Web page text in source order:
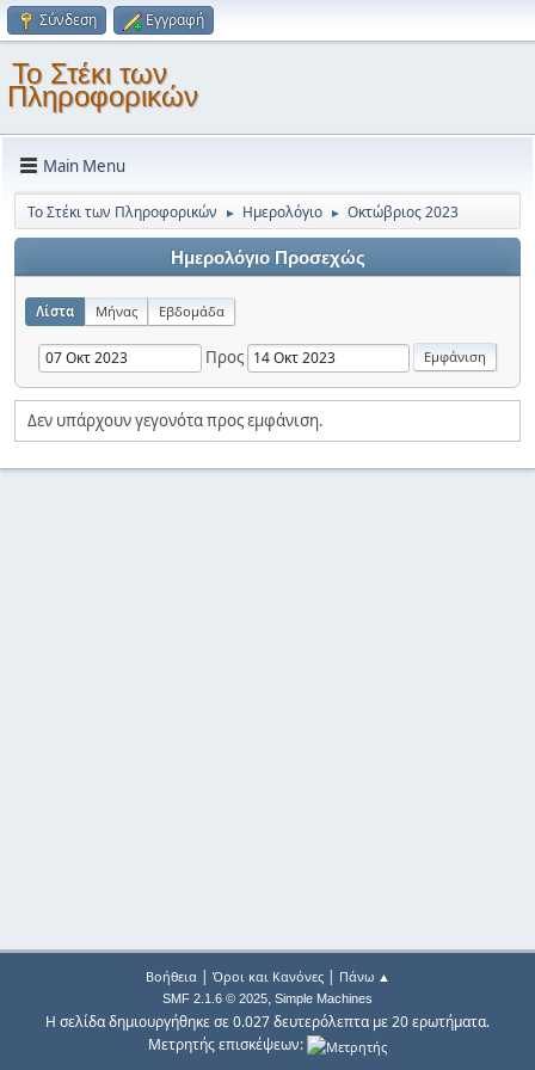
Σύνδεση Εγγραφή
Το Στέκι των
Πληροφορικών
Main Menu
Το Στέκι των Πληροφορικών ► Ημερολόγιο ► Οκτώβριος 2023
Ημερολόγιο Προσεχώς
Λίστα Μήνας Εβδομάδα
Προς
Δεν υπάρχουν γεγονότα προς εμφάνιση.
Βοήθεια| Όροι και Κανόνες| Πάνω ▲
SMF 2.1.6 © 2025, Simple Machines
Η σελίδα δημιουργήθηκε σε 0.027 δευτερόλεπτα με 20 ερωτήματα.
Μετρητής επισκέψεων: